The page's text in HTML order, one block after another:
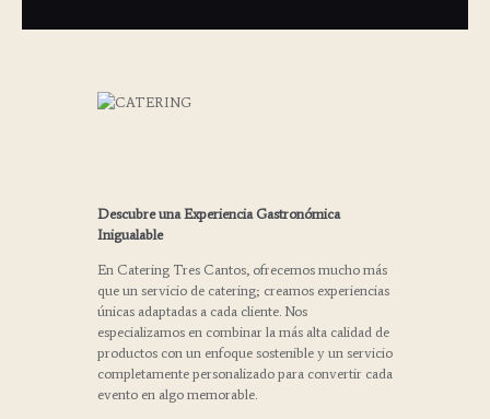
Descubre una Experiencia Gastronómica
Inigualable
En Catering Tres Cantos, ofrecemos mucho más
que un servicio de catering; creamos experiencias
únicas adaptadas a cada cliente. Nos
especializamos en combinar la más alta calidad de
productos con un enfoque sostenible y un servicio
completamente personalizado para convertir cada
evento en algo memorable.